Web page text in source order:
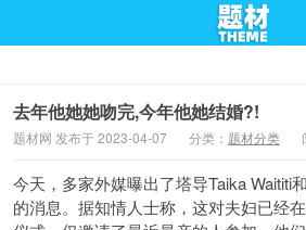
去年他她她吻完,今年他她结婚?!
题材网 发布于 2023-04-07 分类： 题材分类
今天，多家外媒曝出了塔导Taika Waititi
的消息。据知情人士称，这对夫妇已经